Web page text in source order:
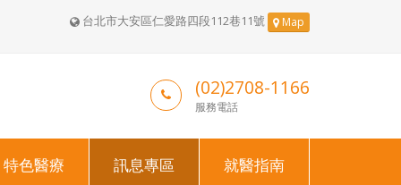
台北市大安區仁愛路四段112巷11號 Map
(02)2708-1166
服務電話
特色醫療 訊息專區 就醫指南